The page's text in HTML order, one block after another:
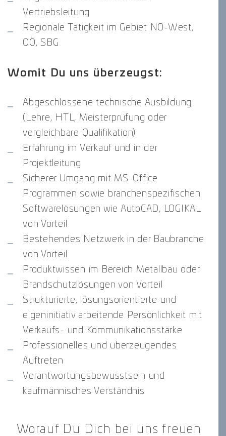
Vertriebsleitung
Regionale Tätigkeit im Gebiet NÖ-West,
OÖ, SBG
Womit Du uns überzeugst:
Abgeschlossene technische Ausbildung
(Lehre, HTL, Meisterprüfung oder
vergleichbare Qualifikation)
Erfahrung im Verkauf und in der
Projektleitung
Sicherer Umgang mit MS-Office
Programmen sowie branchenspezifischen
Softwarelösungen wie AutoCAD, LOGIKAL
von Vorteil
Bestehendes Netzwerk in der Baubranche
von Vorteil
Produktwissen im Bereich Metallbau oder
Brandschutzlösungen von Vorteil
Strukturierte, lösungsorientierte und
eigeninitiativ arbeitende Persönlichkeit mit
Verkaufs- und Kommunikationsstärke
Professionelles und überzeugendes
Auftreten
Verantwortungsbewusstsein und
kaufmännisches Verständnis
Worauf Du Dich bei uns freuen